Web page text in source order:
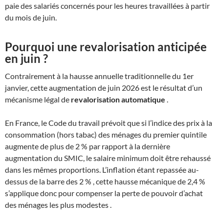
paie des salariés concernés pour les heures travaillées à partir
du mois de juin.
Pourquoi une revalorisation anticipée
en juin ?
Contrairement à la hausse annuelle traditionnelle du 1er
janvier, cette augmentation de juin 2026 est le résultat d’un
mécanisme légal de revalorisation automatique .
En France, le Code du travail prévoit que si l’indice des prix à la
consommation (hors tabac) des ménages du premier quintile
augmente de plus de 2 % par rapport à la dernière
augmentation du SMIC, le salaire minimum doit être rehaussé
dans les mêmes proportions. L’inflation étant repassée au-
dessus de la barre des 2 % , cette hausse mécanique de 2,4 %
s’applique donc pour compenser la perte de pouvoir d’achat
des ménages les plus modestes .